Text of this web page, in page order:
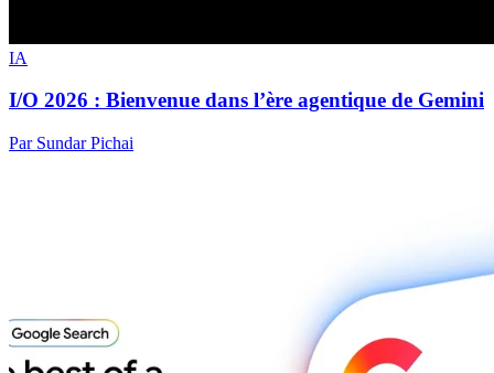
IA
I/O 2026 : Bienvenue dans l’ère agentique de Gemini
Par Sundar Pichai